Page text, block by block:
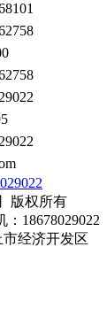
版权所有
：18678029022
经济开发区